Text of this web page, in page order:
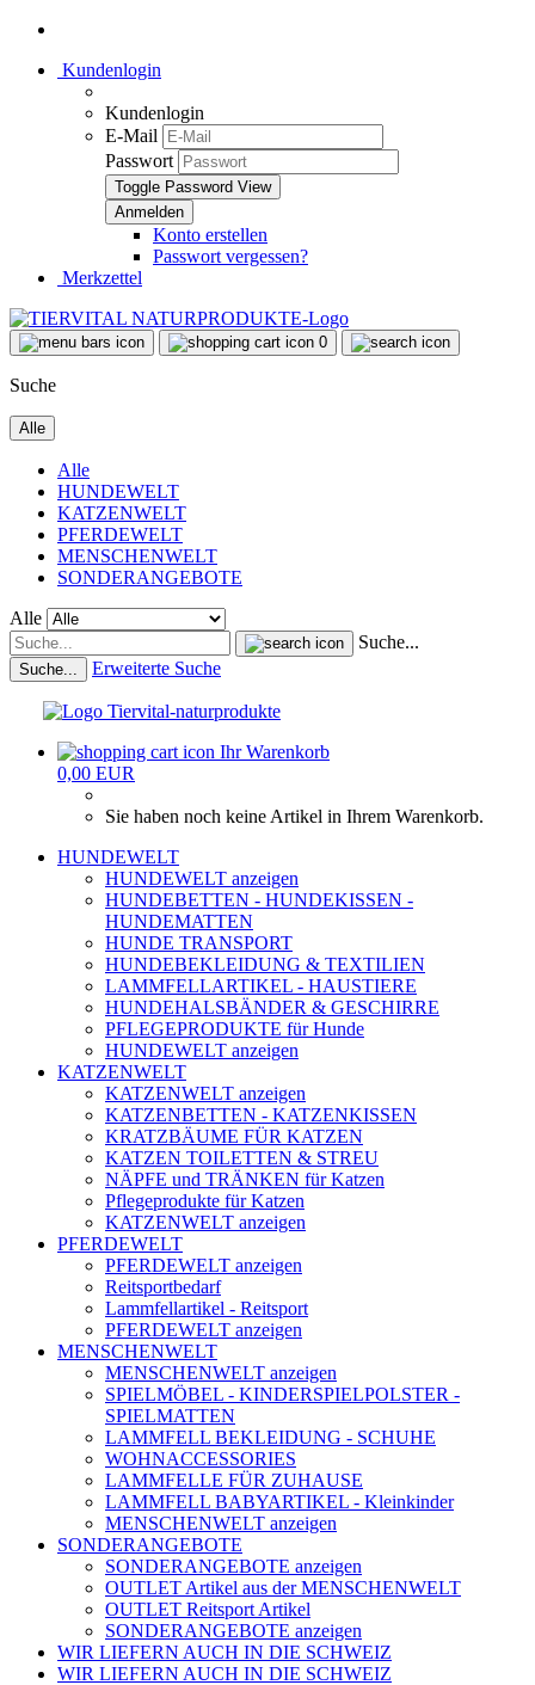
Kundenlogin
Kundenlogin
E-Mail
Passwort
Toggle Password View
Konto erstellen
Passwort vergessen?
Merkzettel
0
Suche
Alle
Alle
HUNDEWELT
KATZENWELT
PFERDEWELT
MENSCHENWELT
SONDERANGEBOTE
Alle
Suche...
Suche... Erweiterte Suche
Ihr Warenkorb
0,00 EUR
Sie haben noch keine Artikel in Ihrem Warenkorb.
HUNDEWELT
HUNDEWELT anzeigen
HUNDEBETTEN - HUNDEKISSEN -
HUNDEMATTEN
HUNDE TRANSPORT
HUNDEBEKLEIDUNG & TEXTILIEN
LAMMFELLARTIKEL - HAUSTIERE
HUNDEHALSBÄNDER & GESCHIRRE
PFLEGEPRODUKTE für Hunde
HUNDEWELT anzeigen
KATZENWELT
KATZENWELT anzeigen
KATZENBETTEN - KATZENKISSEN
KRATZBÄUME FÜR KATZEN
KATZEN TOILETTEN & STREU
NÄPFE und TRÄNKEN für Katzen
Pflegeprodukte für Katzen
KATZENWELT anzeigen
PFERDEWELT
PFERDEWELT anzeigen
Reitsportbedarf
Lammfellartikel - Reitsport
PFERDEWELT anzeigen
MENSCHENWELT
MENSCHENWELT anzeigen
SPIELMÖBEL - KINDERSPIELPOLSTER -
SPIELMATTEN
LAMMFELL BEKLEIDUNG - SCHUHE
WOHNACCESSORIES
LAMMFELLE FÜR ZUHAUSE
LAMMFELL BABYARTIKEL - Kleinkinder
MENSCHENWELT anzeigen
SONDERANGEBOTE
SONDERANGEBOTE anzeigen
OUTLET Artikel aus der MENSCHENWELT
OUTLET Reitsport Artikel
SONDERANGEBOTE anzeigen
WIR LIEFERN AUCH IN DIE SCHWEIZ
WIR LIEFERN AUCH IN DIE SCHWEIZ